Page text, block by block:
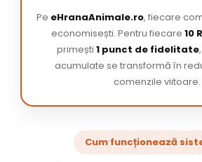
Pe eHranaAnimale.ro, fiecare
economisești. Pentru fiecare 10
primești 1 punct de fidelitate
acumulate se transformă în
comenzile viitoare.
Cum funcționează